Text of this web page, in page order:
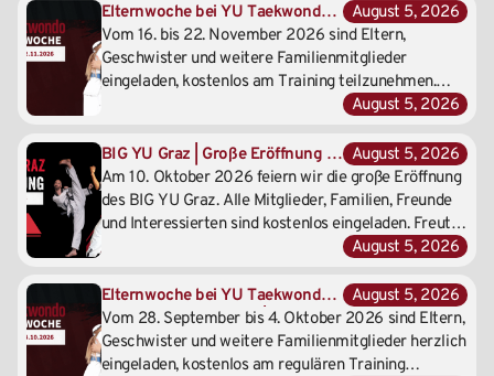
Prüfungsinhalte für ihren nächsten Gürtelgrad.
Elternwoche bei YU Taekwondo |
16.–22.11.2026
August 5, 2026
Vom 16. bis 22. November 2026 sind Eltern,
Geschwister und weitere Familienmitglieder
eingeladen, kostenlos am Training teilzunehmen.
Erlebt gemeinsam traditionelles Taekwondo,
verbringt eine aktive Woche voller Bewegung und
Gemeinschaft.
August 5, 2026
BIG YU Graz | Große Eröffnung |
10. Oktober 2026
August 5, 2026
Am 10. Oktober 2026 feiern wir die große Eröffnung
des BIG YU Graz. Alle Mitglieder, Familien, Freunde
und Interessierten sind kostenlos eingeladen. Freut
euch auf ein gemeinsames Eröffnungstraining, eine
besondere Gäste und den YU Panda.
August 5, 2026
Elternwoche bei YU Taekwondo |
Gemeinsam trainieren | 28.
September – 4. Oktober 2026
August 5, 2026
Vom 28. September bis 4. Oktober 2026 sind Eltern,
Geschwister und weitere Familienmitglieder herzlich
eingeladen, kostenlos am regulären Training